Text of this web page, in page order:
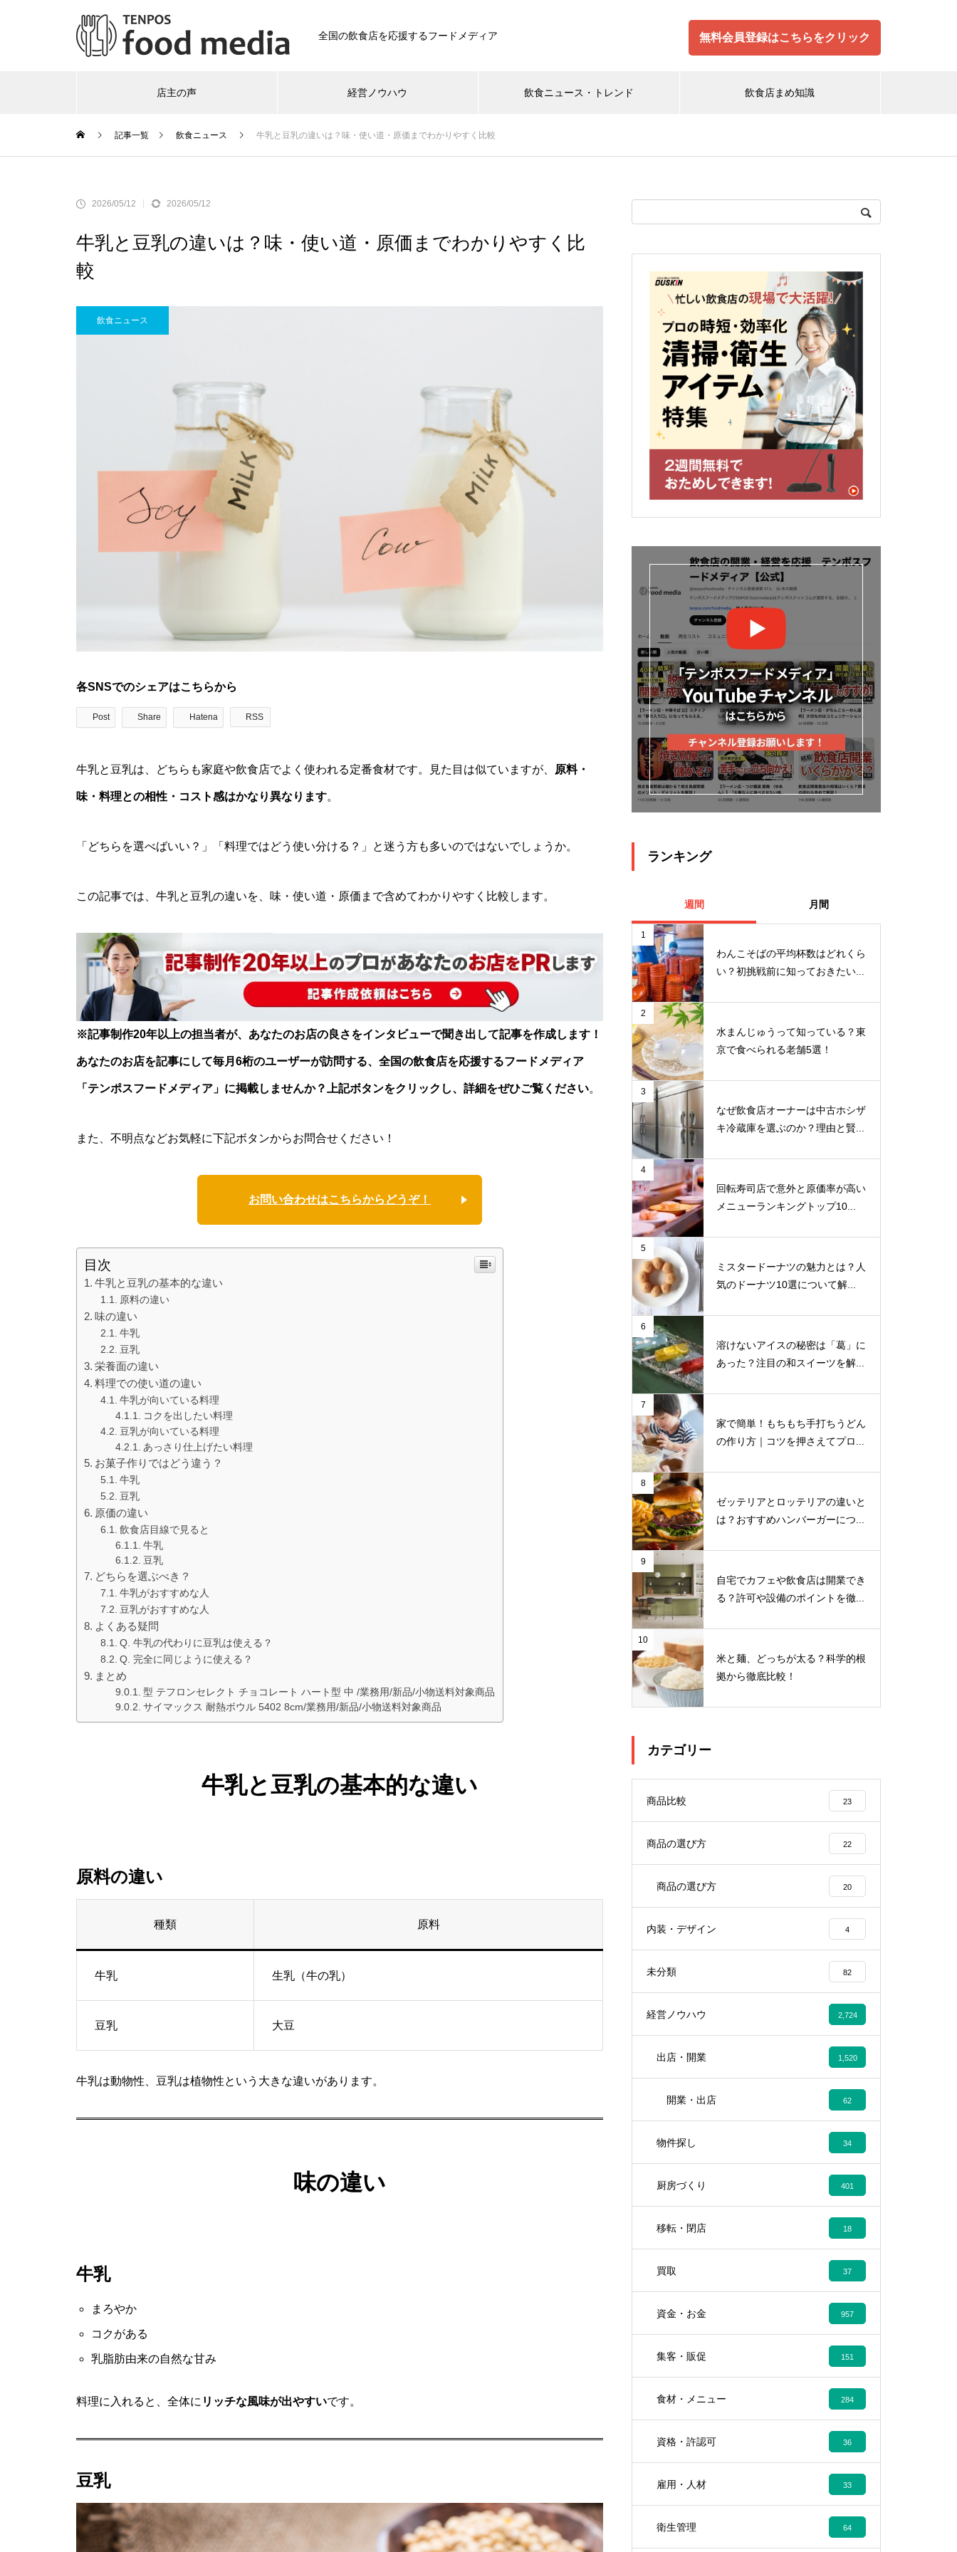
全国の飲食店を応援するフードメディア 無料会員登録はこちらをクリック
店主の声 経営ノウハウ 飲食ニュース・トレンド 飲食店まめ知識
記事一覧 飲食ニュース 牛乳と豆乳の違いは？味・使い道・原価までわかりやすく比較
2026/05/12 2026/05/12
牛乳と豆乳の違いは？味・使い道・原価までわかりやすく比
較
飲食ニュース
各SNSでのシェアはこちらから
Post Share Hatena RSS
牛乳と豆乳は、どちらも家庭や飲食店でよく使われる定番食材です。見た目は似ていますが、 原料・
味・料理との相性・コスト感はかなり異なります。
「どちらを選べばいい？」「料理ではどう使い分ける？」と迷う方も多いのではないでしょうか。
この記事では、牛乳と豆乳の違いを、味・使い道・原価まで含めてわかりやすく比較します。
※記事制作20年以上の担当者が、あなたのお店の良さをインタビューで聞き出して記事を作成します！
あなたのお店を記事にして毎月6桁のユーザーが訪問する、全国の飲食店を応援するフードメディア
「テンポスフードメディア」に掲載しませんか？上記ボタンをクリックし、詳細をぜひご覧ください。
また、不明点などお気軽に下記ボタンからお問合せください！
お問い合わせはこちらからどうぞ！
目次
牛乳と豆乳の基本的な違い
原料の違い
味の違い
牛乳
豆乳
栄養面の違い
料理での使い道の違い
牛乳が向いている料理
コクを出したい料理
豆乳が向いている料理
あっさり仕上げたい料理
お菓子作りではどう違う？
牛乳
豆乳
原価の違い
飲食店目線で見ると
牛乳
豆乳
どちらを選ぶべき？
牛乳がおすすめな人
豆乳がおすすめな人
よくある疑問
Q. 牛乳の代わりに豆乳は使える？
Q. 完全に同じように使える？
まとめ
型 テフロンセレクト チョコレート ハート型 中 /業務用/新品/小物送料対象商品
サイマックス 耐熱ボウル 5402 8cm/業務用/新品/小物送料対象商品
牛乳と豆乳の基本的な違い
原料の違い
種類 原料
牛乳 生乳（牛の乳）
豆乳 大豆
牛乳は動物性、豆乳は植物性という大きな違いがあります。
味の違い
牛乳
まろやか
コクがある
乳脂肪由来の自然な甘み
料理に入れると、全体に リッチな風味が出やすいです。
豆乳
ランキング
週間 月間
1
わんこそばの平均杯数はどれくら
い？初挑戦前に知っておきたい...
2
水まんじゅうって知っている？東
京で食べられる老舗5選！
3
なぜ飲食店オーナーは中古ホシザ
キ冷蔵庫を選ぶのか？理由と賢...
4
回転寿司店で意外と原価率が高い
メニューランキングトップ10...
5
ミスタードーナツの魅力とは？人
気のドーナツ10選について解...
6
溶けないアイスの秘密は「葛」に
あった？注目の和スイーツを解...
7
家で簡単！もちもち手打ちうどん
の作り方｜コツを押さえてプロ...
8
ゼッテリアとロッテリアの違いと
は？おすすめハンバーガーにつ...
9
自宅でカフェや飲食店は開業でき
る？許可や設備のポイントを徹...
10
米と麺、どっちが太る？科学的根
拠から徹底比較！
カテゴリー
商品比較 23
商品の選び方 22
商品の選び方 20
内装・デザイン 4
未分類 82
経営ノウハウ 2,724
出店・開業 1,520
開業・出店 62
物件探し 34
厨房づくり 401
移転・閉店 18
買取 37
資金・お金 957
集客・販促 151
食材・メニュー 284
資格・許認可 36
雇用・人材 33
衛生管理 64